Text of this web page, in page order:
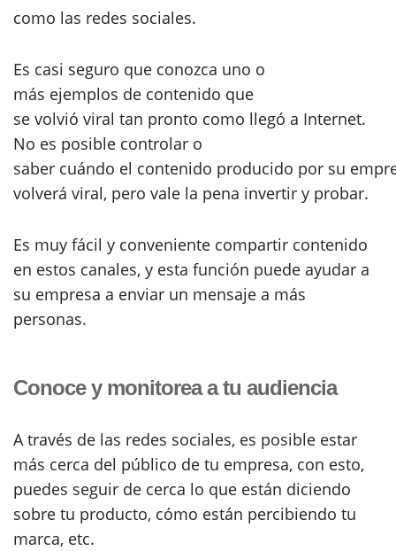
como las redes sociales.
Es casi seguro que conozca uno o
más ejemplos de contenido que
se volvió viral tan pronto como llegó a Internet.
No es posible controlar o
saber cuándo el contenido producido por su
volverá viral, pero vale la pena invertir y probar.
Es muy fácil y conveniente compartir contenido
en estos canales, y esta función puede ayudar a
su empresa a enviar un mensaje a más
personas.
Conoce y monitorea a tu audiencia
A través de las redes sociales, es posible estar
más cerca del público de tu empresa, con esto,
puedes seguir de cerca lo que están diciendo
sobre tu producto, cómo están percibiendo tu
marca, etc.